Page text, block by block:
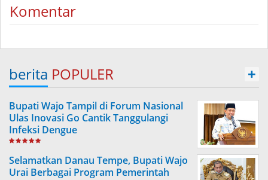
Komentar
berita POPULER +
Bupati Wajo Tampil di Forum Nasional
Ulas Inovasi Go Cantik Tanggulangi
Infeksi Dengue
Selamatkan Danau Tempe, Bupati Wajo
Urai Berbagai Program Pemerintah